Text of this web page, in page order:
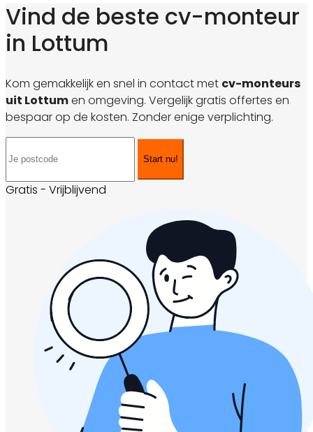
Vind de beste cv-monteur
in Lottum
Kom gemakkelijk en snel in contact met cv-monteurs
uit Lottumen omgeving. Vergelijk gratis offertes en
bespaar op de kosten. Zonder enige verplichting.
Start nu!
Gratis - Vrijblijvend